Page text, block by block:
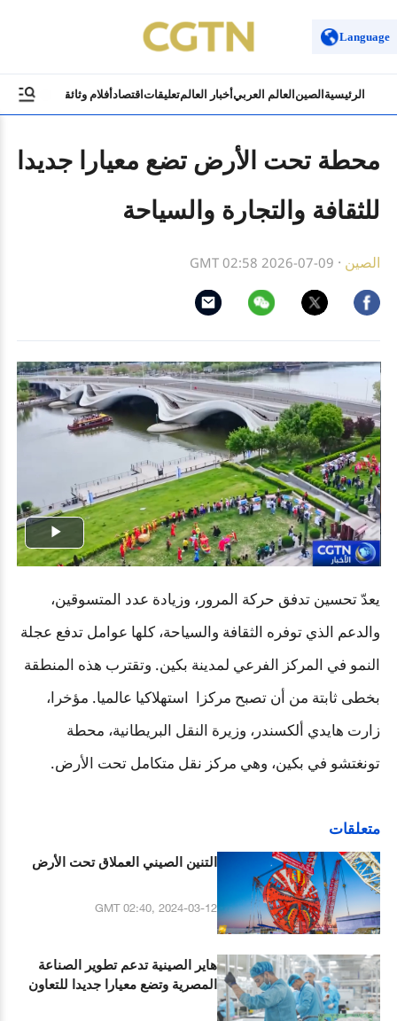
Language
الرئيسية الصين العالم العربيأخبار العالمتعليقات اقتصادأفلام وثائقية ثقافة
محطة تحت الأرض تضع معيارا جديدا
للثقافة والتجارة والسياحة
الصين ·
GMT 02:58 2026-07-09
Play
يعدّ تحسين تدفق حركة المرور، وزيادة عدد المتسوقين،
والدعم الذي توفره الثقافة والسياحة، كلها عوامل تدفع عجلة
النمو في المركز الفرعي لمدينة بكين. وتقترب هذه المنطقة
بخطى ثابتة من أن تصبح مركزا استهلاكيا عالميا. مؤخرا،
زارت هايدي ألكسندر، وزيرة النقل البريطانية، محطة
تونغتشو في بكين، وهي مركز نقل متكامل تحت الأرض.
متعلقات
التنين الصيني العملاق تحت الأرض
GMT 02:40, 2024-03-12
هاير الصينية تدعم تطوير الصناعة
المصرية وتضع معيارا جديدا للتعاون